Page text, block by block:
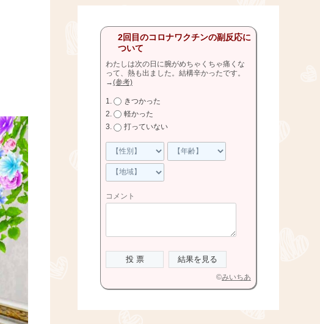
2回目のコロナワクチンの副反応に
ついて
わたしは次の日に腕がめちゃくちゃ痛くな
って、熱も出ました。結構辛かったです。
→(参考)
きつかった
軽かった
打っていない
コメント
©みいちあ